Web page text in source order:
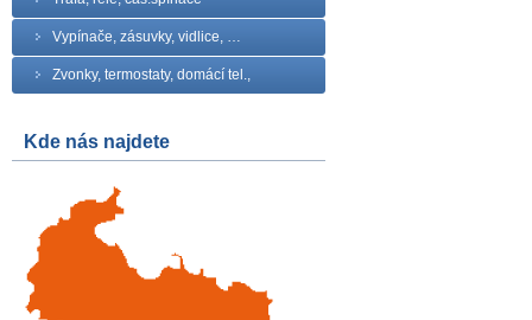
Vypínače, zásuvky, vidlice, …
Zvonky, termostaty, domácí tel.,
Kde nás najdete